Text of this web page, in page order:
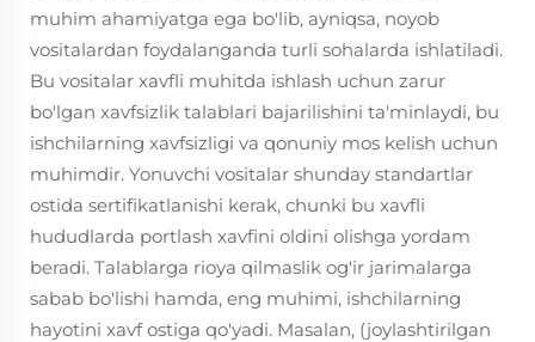
muhim ahamiyatga ega bo'lib, ayniqsa, noyob
vositalardan foydalanganda turli sohalarda ishlatiladi.
Bu vositalar xavfli muhitda ishlash uchun zarur
bo'lgan xavfsizlik talablari bajarilishini ta'minlaydi, bu
ishchilarning xavfsizligi va qonuniy mos kelish uchun
muhimdir. Yonuvchi vositalar shunday standartlar
ostida sertifikatlanishi kerak, chunki bu xavfli
hududlarda portlash xavfini oldini olishga yordam
beradi. Talablarga rioya qilmaslik og'ir jarimalarga
sabab bo'lishi hamda, eng muhimi, ishchilarning
hayotini xavf ostiga qo'yadi. Masalan, (joylashtirilgan